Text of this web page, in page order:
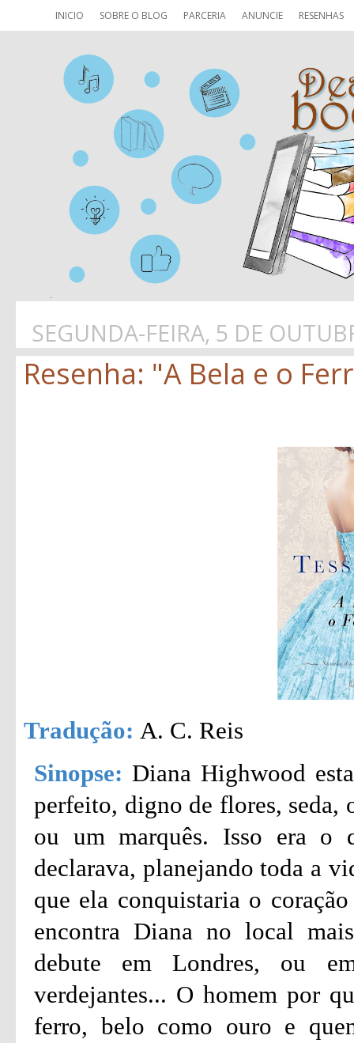
INICIO SOBRE O BLOG PARCERIA ANUNCIE RESENHAS
SEGUNDA-FEIRA, 5 DE
Resenha: "A Bela e o
Tradução: A. C. Reis
Sinopse: Diana Highwood
perfeito, digno de flores, seda,
ou um marquês. Isso era o
declarava, planejando toda a
que ela conquistaria o
encontra Diana no local
debute em Londres, ou
verdejantes... O homem por
ferro, belo como ouro e